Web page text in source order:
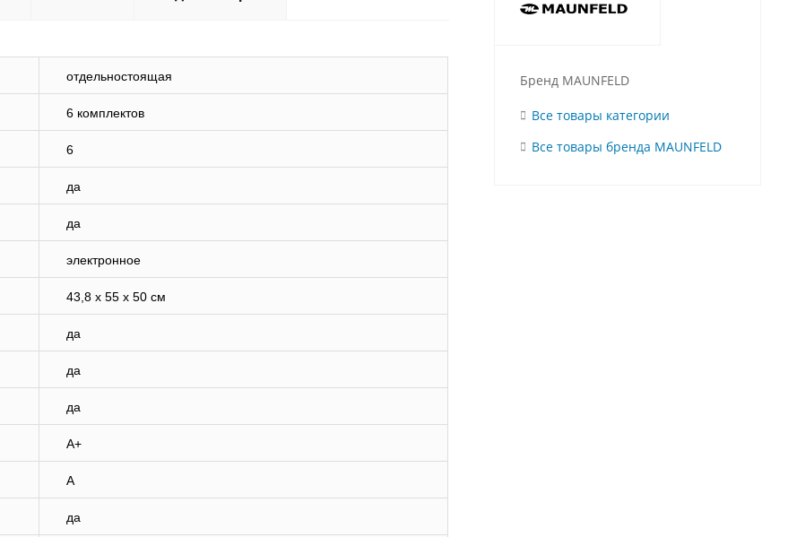
отдельностоящая
6 комплектов
6
да
да
электронное
43,8 x 55 x 50 см
да
да
да
A+
A
да
Бренд MAUNFELD
Все товары категории
Все товары бренда MAUNFELD